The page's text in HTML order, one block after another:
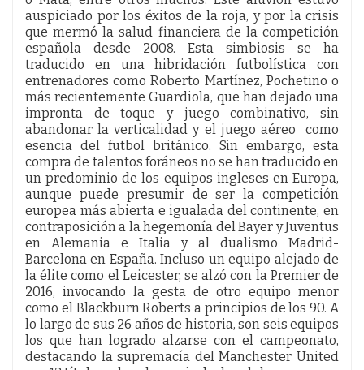
auspiciado por los éxitos de la roja, y por la crisis
que mermó la salud financiera de la competición
española desde 2008. Esta simbiosis se ha
traducido en una hibridación futbolística con
entrenadores como Roberto Martínez, Pochetino o
más recientemente Guardiola, que han dejado una
impronta de toque y juego combinativo, sin
abandonar la verticalidad y el juego aéreo como
esencia del futbol británico. Sin embargo, esta
compra de talentos foráneos no se han traducido en
un predominio de los equipos ingleses en Europa,
aunque puede presumir de ser la competición
europea más abierta e igualada del continente, en
contraposición a la hegemonía del Bayer y Juventus
en Alemania e Italia y al dualismo Madrid-
Barcelona en España. Incluso un equipo alejado de
la élite como el Leicester, se alzó con la Premier de
2016, invocando la gesta de otro equipo menor
como el Blackburn Roberts a principios de los 90. A
lo largo de sus 26 años de historia, son seis equipos
los que han logrado alzarse con el campeonato,
destacando la supremacía del Manchester United